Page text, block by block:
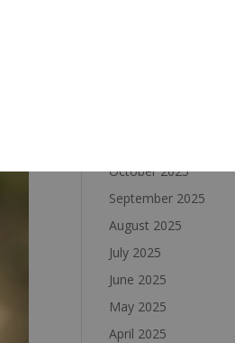
October 2025
September 2025
August 2025
July 2025
June 2025
May 2025
April 2025